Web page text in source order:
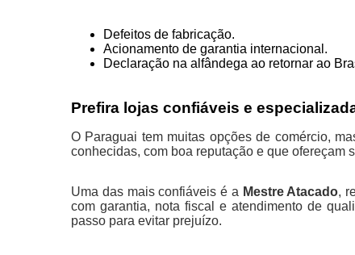
Defeitos de fabricação.
Acionamento de garantia internacional.
Declaração na alfândega ao retornar ao
Prefira lojas confiáveis e
O Paraguai tem muitas opções de comércio,
conhecidas, com boa reputação e que ofereçam
Uma das mais confiáveis é a Mestre Atacado,
com garantia, nota fiscal e atendimento de
passo para evitar prejuízo.